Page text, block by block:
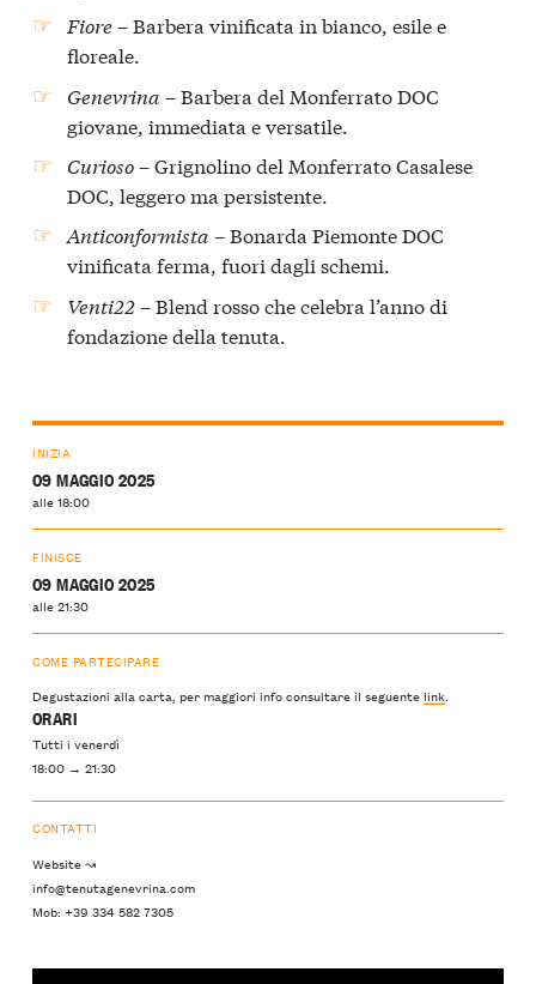
Fiore– Barbera vinificata in bianco, esile e
floreale.
Genevrina – Barbera del Monferrato DOC
giovane, immediata e versatile.
Curioso– Grignolino del Monferrato Casalese
DOC, leggero ma persistente.
Anticonformista – Bonarda Piemonte DOC
vinificata ferma, fuori dagli schemi.
Venti22– Blend rosso che celebra l’anno di
fondazione della tenuta.
INIZIA
09 MAGGIO 2025
alle 18:00
FINISCE
09 MAGGIO 2025
alle 21:30
COME PARTECIPARE
Degustazioni alla carta, per maggiori info consultare il seguentelink.
ORARI
Tutti i venerdì
18:00 → 21:30
CONTATTI
Website ↝
info@tenutagenevrina.com
Mob: +39 334 582 7305